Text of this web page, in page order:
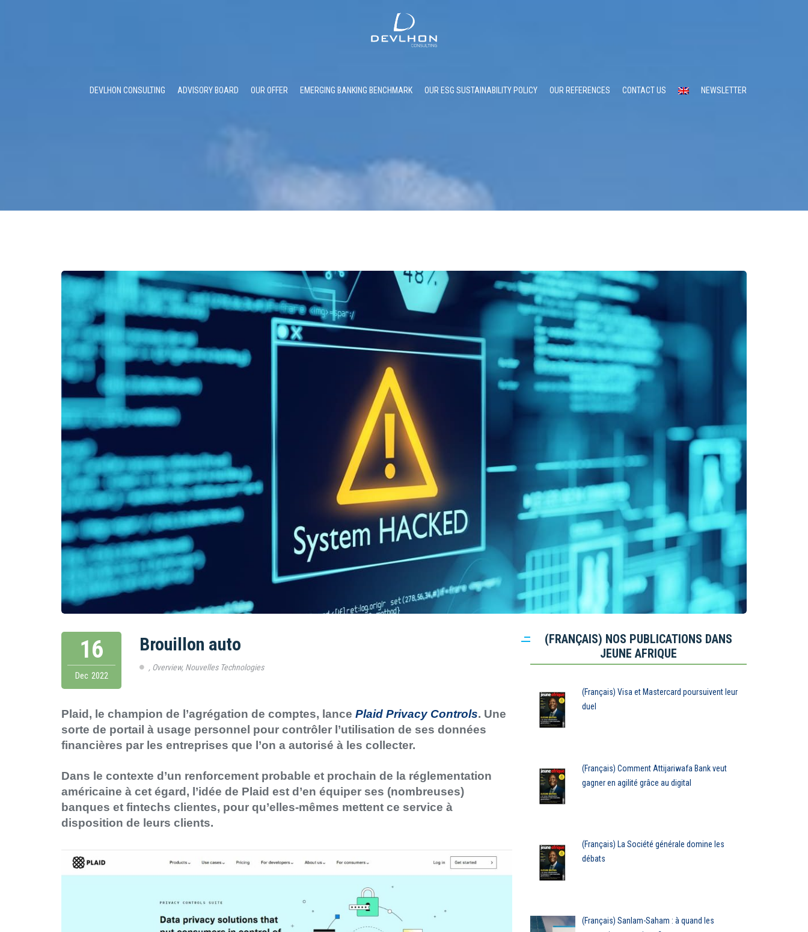
DEVLHON CONSULTING ADVISORY BOARD OUR OFFER EMERGING BANKING BENCHMARK OUR ESG SUSTAINABILITY POLICY OUR REFERENCES CONTACT US NEWSLETTER
16
Dec 2022
Brouillon auto
, Overview, Nouvelles Technologies
Plaid, le champion de l’agrégation de comptes, lance Plaid Privacy Controls. Une
sorte de portail à usage personnel pour contrôler l’utilisation de ses données
financières par les entreprises que l’on a autorisé à les collecter.
Dans le contexte d’un renforcement probable et prochain de la réglementation
américaine à cet égard, l’idée de Plaid est d’en équiper ses (nombreuses)
banques et fintechs clientes, pour qu’elles-mêmes mettent ce service à
disposition de leurs clients.
(FRANÇAIS) NOS PUBLICATIONS DANS
JEUNE AFRIQUE
(Français) Visa et Mastercard poursuivent leur
duel
(Français) Comment Attijariwafa Bank veut
gagner en agilité grâce au digital
(Français) La Société générale domine les
débats
(Français) Sanlam-Saham : à quand les